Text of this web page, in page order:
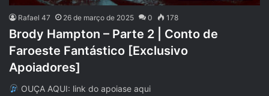
Rafael 47 26 de março de 2025 0 178
Brody Hampton – Parte 2 | Conto de
Faroeste Fantástico [Exclusivo
Apoiadores]
OUÇA AQUI: link do apoiase aqui